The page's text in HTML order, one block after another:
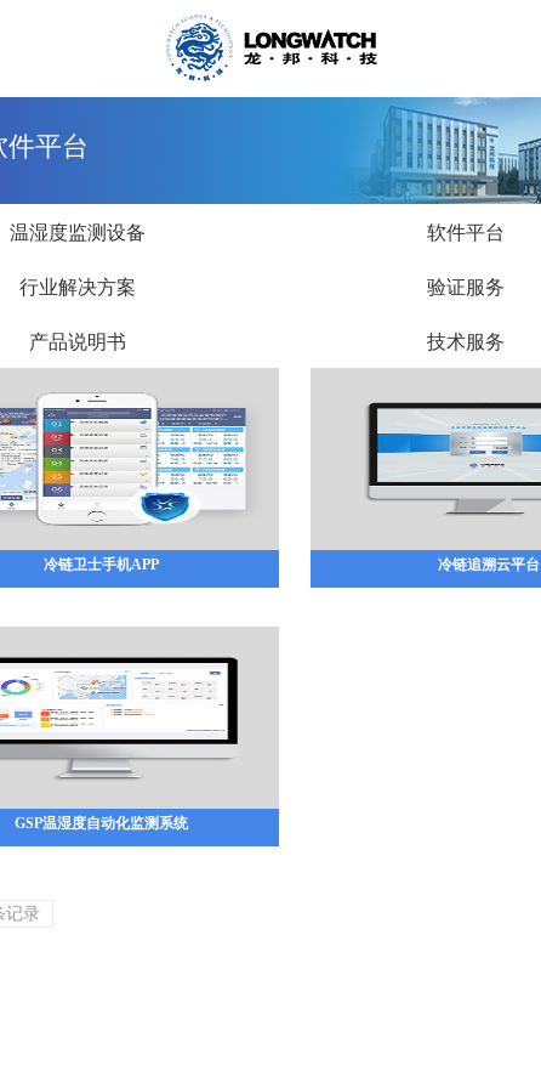
件平台
温湿度监测设备 软件平台
行业解决方案 验证服务
产品说明书 技术服务
冷链卫士手机APP 冷链追溯云平台
GSP温湿度自动化监测系统
记录